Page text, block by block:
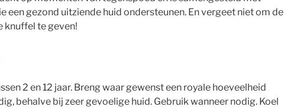
een gezond uitziende huid ondersteunen. En vergeet niet om de
knuffel te geven!
2 en 12 jaar. Breng waar gewenst een royale hoeveelheid
behalve bij zeer gevoelige huid. Gebruik wanneer nodig. Koel